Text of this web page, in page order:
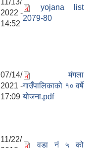
11/13/
2022 -
14:52
yojana list
2079-80
07/14/
2021 -
17:09
मंगला
गाउँपालिकाको १० वर्षे
योजना.pdf
11/22/
वडा नं ५ को